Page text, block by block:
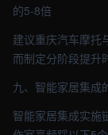
的5-8倍
建议重庆汽车摩托
而制定分阶段提升
九、智能家居集成
智能家居集成实施